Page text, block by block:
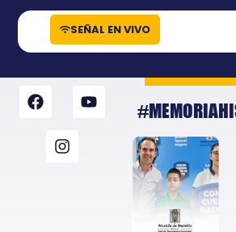
contenido
SEÑAL EN VIVO